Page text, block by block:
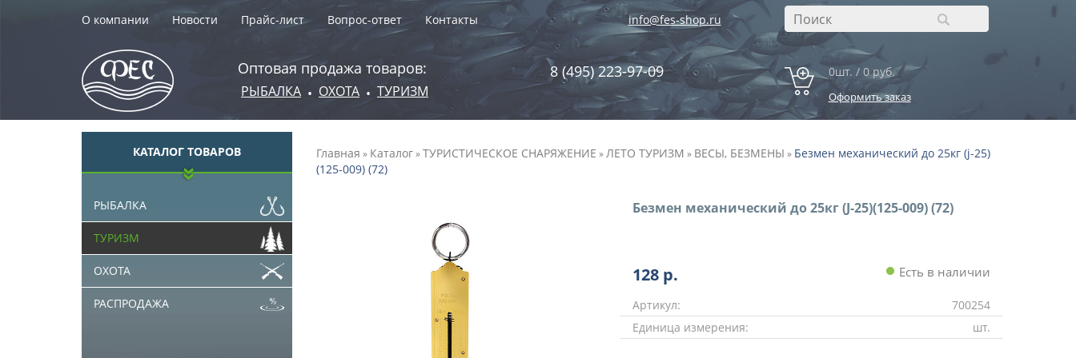
О компании Новости Прайс-лист Вопрос-ответ Контакты info@fes-shop.ru
Оптовая продажа товаров:
РЫБАЛКА • ОХОТА • ТУРИЗМ
8 (495) 223-97-09 0шт. / 0 руб.
Оформить заказ
КАТАЛОГ ТОВАРОВ
РЫБАЛКА
ТУРИЗМ
ОХОТА
РАСПРОДАЖА
Главная » Каталог»ТУРИСТИЧЕСКОЕ СНАРЯЖЕНИЕ »ЛЕТО ТУРИЗМ » ВЕСЫ, БЕЗМЕНЫ » Безмен механический до 25кг (j-25)
(125-009) (72)
Безмен механический до 25кг (J-25)(125-009) (72)
128 р. Есть в наличии
Артикул:
700254
Единица измерения:
шт.